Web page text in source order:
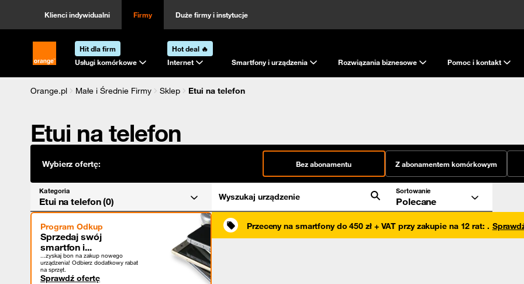
Klienci indywidualni Firmy Duże firmy i instytucje
Strona główna Orange.pl
Hit dla firm
Usługi komórkowe
Hot deal 🔥
Internet
Smartfony i urządzenia Rozwiązania biznesowe Pomoc i kontakt
Orange.pl Małe i Średnie Firmy Sklep
Etui na telefon
Etui na telefon
Wybierz ofertę: Bez abonamentu Z abonamentem komórkowym
Kategoria
Etui na telefon (0) Wyszukaj urządzenie
Sortowanie
Polecane
Program Odkup
Sprzedaj swój
smartfon i...
...zyskaj bon na zakup nowego
urządzenia! Odbierz dodatkowy rabat
na sprzęt.
Sprawdź ofertę
Przeceny na smartfony do 450 zł + VAT przy zakupie na 12 rat: .